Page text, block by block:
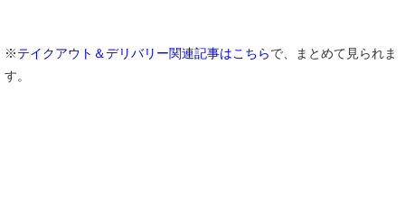
※テイクアウト＆デリバリー関連記事はこちらで、まとめて見られま
す。